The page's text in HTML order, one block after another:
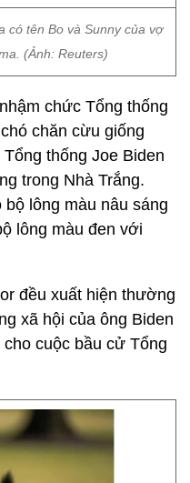
có tên Bo và Sunny của vợ
(Ảnh: Reuters)
chức Tổng thống
chăn cừu giống
thống Joe Biden
trong Nhà Trắng.
lông màu nâu sáng
lông màu đen với
đều xuất hiện thường
xã hội của ông Biden
cuộc bầu cử Tổng